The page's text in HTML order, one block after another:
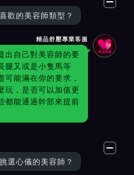
歡的美容師類型？
精品舒壓專業客服
出自己對美容師的要
腿又或是小隻馬等
可能滿在你的要求，
玩，是否可以加值更
都能通過幹部來提前
選心儀的美容師？